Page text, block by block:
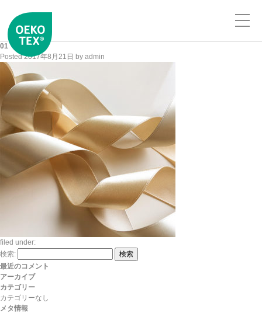
01
Posted2017年8月21日 by admin
filed under:
検索:
検索
最近のコメント
アーカイブ
カテゴリー
カテゴリーなし
メタ情報